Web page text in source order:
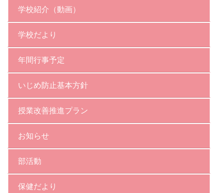
学校紹介（動画）
学校だより
年間行事予定
いじめ防止基本方針
授業改善推進プラン
お知らせ
部活動
保健だより